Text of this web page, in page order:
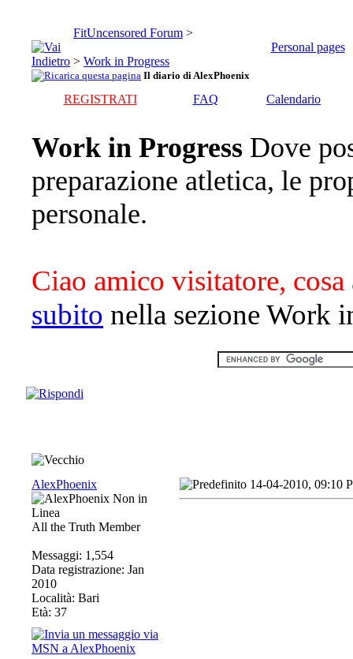
FitUncensored Forum >
Personal pages
> Work in Progress
Il diario di AlexPhoenix
REGISTRATI FAQ Calendario
Work in Progress Dove
preparazione atletica, le
personale.
Ciao amico visitatore, cosa
subito nella sezione Work
AlexPhoenix
All the Truth Member
Messaggi: 1,554
Data registrazione: Jan
2010
Località: Bari
Età: 37
14-04-2010, 09:10